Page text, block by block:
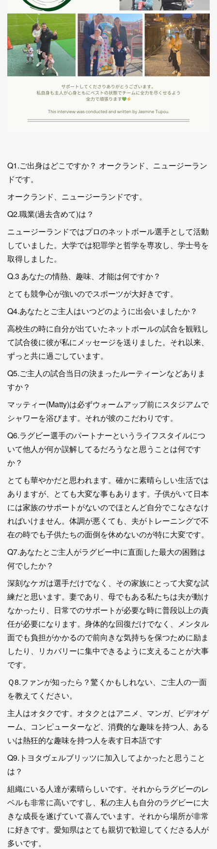
Q1.ご出身はどこですか？ オークランド、ニュージーラン
ドです。
オークランド、ニュージーランドです。
Q2.職業(過去含めて)は？
ニュージーランドではプロのネットボール選手として活動
していました。大学では犯罪学と哲学を専攻し、学士号を
取得しました。
Q.3 あなたの情熱、趣味、才能は何ですか？
とても競争心が強いのでスポーツが大好きです。
Q4.あなたとご主人はいつどのように出会いましたか？
高校生の時に自分が出ていたネットボールの試合を観戦し
て試合後に彼が私にメッセージを送りました。それ以来、
ずっと共に過ごしています。
Q5.ご主人の試合当日の決まったルーティーンなどありま
すか？
マッティー(Matty)は必ずウォームアップ前にスタジアムで
シャワーを浴びます。それが彼のこだわりです。
Q6.ラグビー選手のパートナーというライフスタイルにつ
いて他人が何か誤解してるだろうなと思うことは何です
か？
とても華やかだと思われます。確かに素晴らしい生活では
ありますが、とても大変な事もあります。子供がいて日本
には家族のサポートがないのでほとんど自分でこなさなけ
ればいけません。体調が悪くても、夫がトレーニングで不
在の時でも子供たちの面倒を休めないのが特に大変です。
Q7.あなたとご主人がラグビー中に直面した最大の困難は
何でしたか？
深刻なケガは選手だけでなく、その家族にとって大変な試
練だと思います。妻であり、母でもある私たちは夫が動け
なかったり、日常でのサポートが必要な時に普段以上の責
任が必要になります。身体的な回復だけでなく、メンタル
面でも負担がかかるので前向きな気持ちを保つために励ま
したり、リカバリーに集中できるように支えることが大事
です。
Ｑ8.ファンが知ったら？驚くかもしれない、ご主人の一面
を教えてください。
主人はオタクです。オタクとはアニメ、マンガ、ビデオゲ
ーム、コンピューターなど、消費的な趣味を持つ人、ある
いは熱狂的な趣味を持つ人を表す日本語です
Q9.トヨタヴェルブリッツに加入してよかったと思うこと
は？
組織にいる人達が素晴らしいです。それからラグビーのレ
ベルも非常に高いですし、私の主人も自分のラグビーに大
きな成長を遂げていて喜んでいます。それから場所が非常
に好きです。愛知県はとても親切で歓迎してくださる人が
多いです。